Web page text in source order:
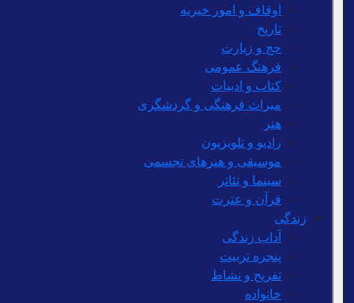
اوقاف و امور خیریه
تاریخ
حج و زیارت
فرهنگ عمومی
کتاب و ادبیات
میراث فرهنگی و گردشگری
هنر
رادیو و تلویزیون
موسیقی و هنرهای تجسمی
سینما و تئاتر
قرآن و عترت
زندگی
آداب زندگی
پنجره تربیت
تفریح و نشاط
خانواده